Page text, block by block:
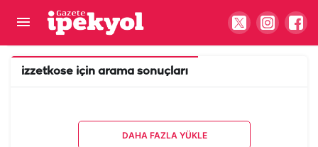
izzetkose için arama sonuçları
DAHA FAZLA YÜKLE